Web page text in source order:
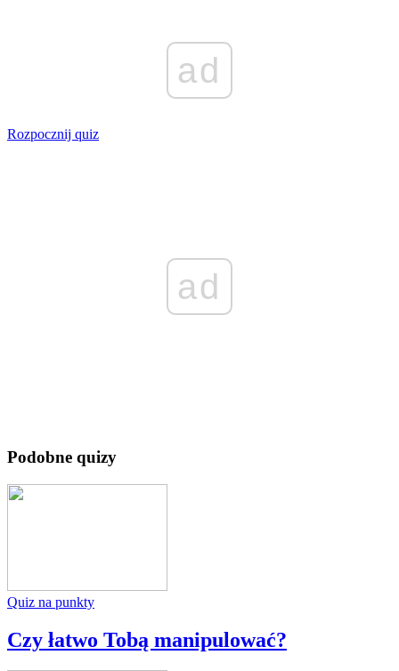
ad
Rozpocznij quiz
ad
Podobne quizy
Quiz na punkty
Czy łatwo Tobą manipulować?